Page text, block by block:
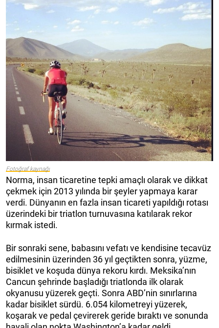
Fotoğraf kaynağı
Norma, insan ticaretine tepki amaçlı olarak ve dikkat
çekmek için 2013 yılında bir şeyler yapmaya karar
verdi. Dünyanın en fazla insan ticareti yapıldığı rotası
üzerindeki bir triatlon turnuvasına katılarak rekor
kırmak istedi.
Bir sonraki sene, babasını vefatı ve kendisine tecavüz
edilmesinin üzerinden 36 yıl geçtikten sonra, yüzme,
bisiklet ve koşuda dünya rekoru kırdı. Meksika’nın
Cancun şehrinde başladığı triatlonda ilk olarak
okyanusu yüzerek geçti. Sonra ABD’nin sınırlarına
kadar bisiklet sürdü. 6.054 kilometreyi yüzerek,
koşarak ve pedal çevirerek geride bıraktı ve sonunda